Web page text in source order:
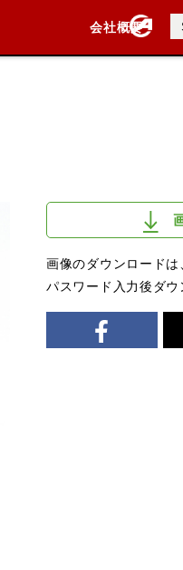
会社概要
会社概要
採用情報
画像のダウンロードは
パスワード入力後ダウ